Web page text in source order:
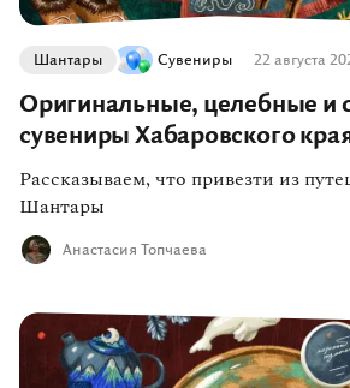
Сувениры
Шантары 22 августа
Оригинальные, целебные и
сувениры Хабаровского
Рассказываем, что привезти из
Шантары
Анастасия Топчаева